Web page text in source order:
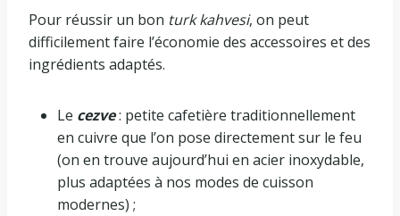
Pour réussir un bon turk kahvesi, on peut
difficilement faire l’économie des accessoires et des
ingrédients adaptés.
Le cezve: petite cafetière traditionnellement
en cuivre que l’on pose directement sur le feu
(on en trouve aujourd’hui en acier inoxydable,
plus adaptées à nos modes de cuisson
modernes) ;